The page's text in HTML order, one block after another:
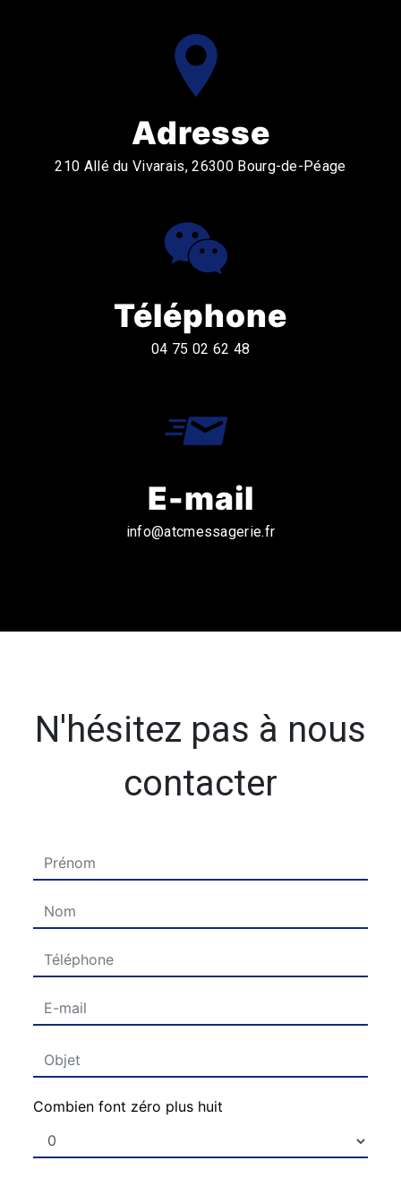
Adresse
210 Allé du Vivarais, 26300 Bourg-de-Péage
Téléphone
04 75 02 62 48
E-mail
info@atcmessagerie.fr
N'hésitez pas à nous
contacter
Combien font zéro plus huit